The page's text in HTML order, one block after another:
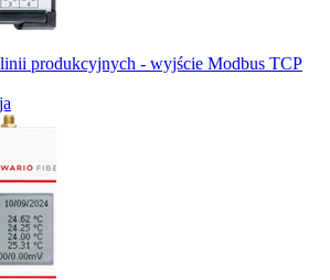
produkcyjnych - wyjście Modbus TCP